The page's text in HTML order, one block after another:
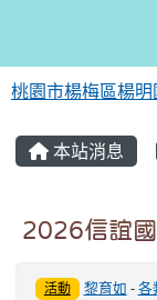
桃園市楊梅區楊
本站消息
2026信誼
活動 黎育如 -各